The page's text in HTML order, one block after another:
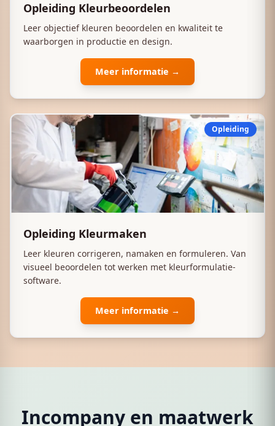
Opleiding Kleurbeoordelen
Leer objectief kleuren beoordelen en kwaliteit te
waarborgen in productie en design.
Meer informatie →
Opleiding
Opleiding Kleurmaken
Leer kleuren corrigeren, namaken en formuleren. Van
visueel beoordelen tot werken met kleurformulatie-
software.
Meer informatie →
Incompany en maatwerk